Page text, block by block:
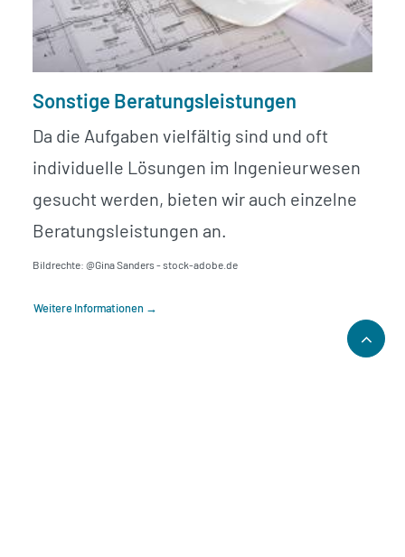
Sonstige Beratungsleistungen
Da die Aufgaben vielfältig sind und oft
individuelle Lösungen im Ingenieurwesen
gesucht werden, bieten wir auch einzelne
Beratungsleistungen an.
Bildrechte: @Gina Sanders - stock-adobe.de
Weitere Informationen →